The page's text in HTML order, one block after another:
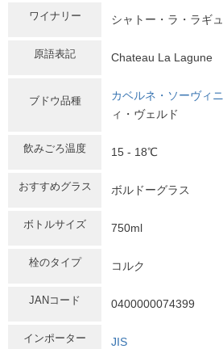
ワイナリー シャトー・ラ・ラギ
原語表記 Chateau La Lagune
ブドウ品種 カベルネ・ソーヴィ
ィ・ヴェルド
飲みごろ温度 15 - 18℃
おすすめグラス ボルドーグラス
ボトルサイズ 750ml
栓のタイプ コルク
JANコード 0400000074399
インポーター JIS